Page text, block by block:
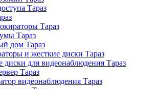
Тараз
Тараз
Тараз
дом Тараз
и жесткие диски Тараз
диски для видеонаблюдения Тараз
Тараз
видеонаблюдения Тараз